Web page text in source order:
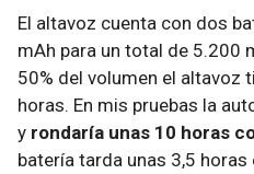
El altavoz cuenta con dos
mAh para un total de 5.200
50% del volumen el altavoz
horas. En mis pruebas la
y rondaría unas 10 horas
batería tarda unas 3,5